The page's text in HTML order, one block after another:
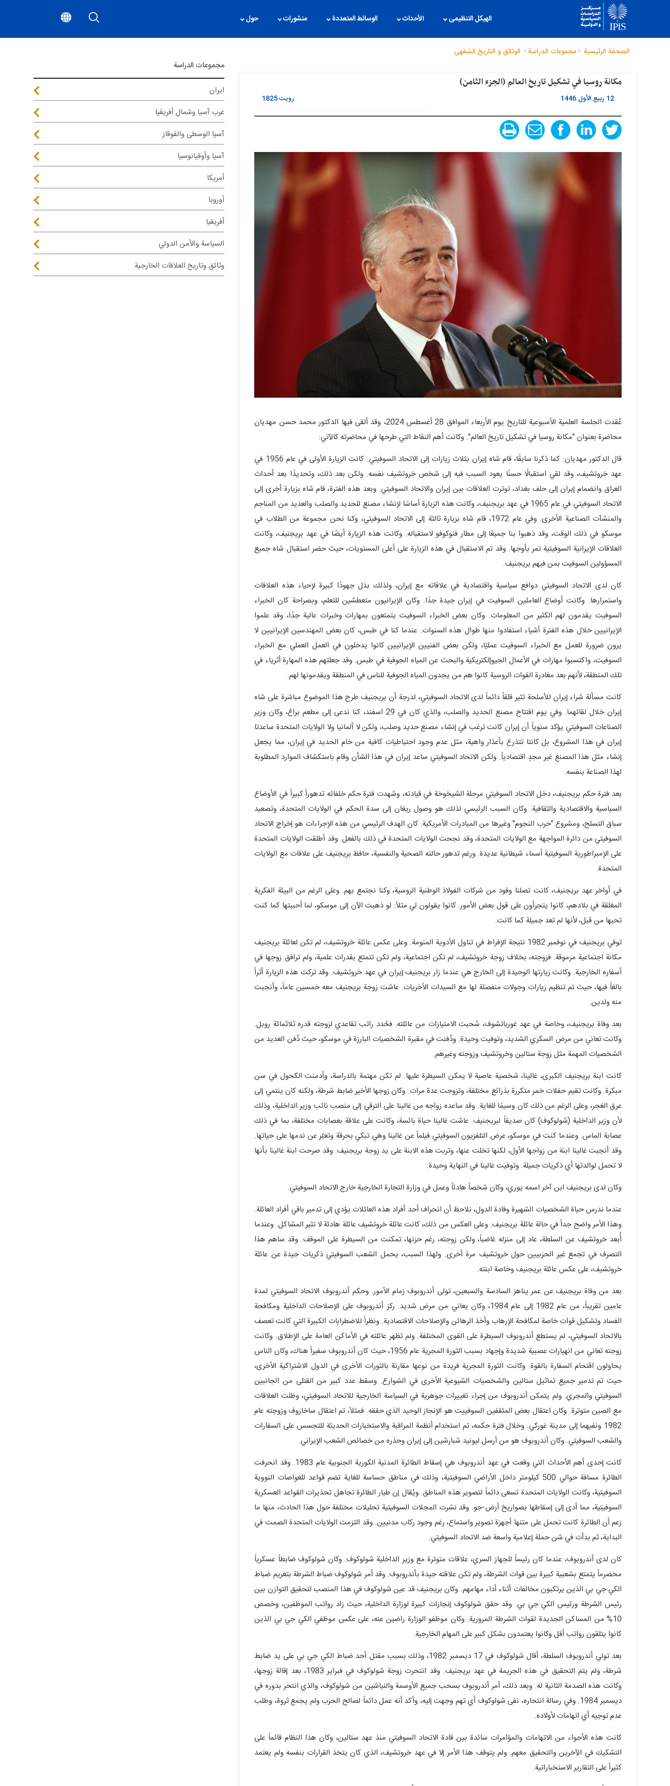
الهیکل التنظیمی الأحداث الوسائط المتعددة منشورات حول
الصحفة الرئيسية مجموعات الدراسة الوثائق و التاریخ الشفهی
مكانة روسيا في تشكيل تاريخ العالم (الجزء الثامن)
12 ربيع الأول 1446 رویت1825
عُقدت الجلسة العلمية الأسبوعية للتاريخ يوم الأربعاء الموافق 28 أغسطس 2024، وقد ألقى فيها الدكتور محمد حسن مهدیان
محاضرة بعنوان "مكانة روسيا في تشكيل تاريخ العالم". وكانت أهم النقاط التي طرحها في محاضرته كالآتي:
قال الدكتور مهدیان: كما ذكرنا سابقًا، قام شاه إيران بثلاث زيارات إلى الاتحاد السوفيتي. كانت الزيارة الأولى في عام 1956 في
عهد خروتشيف، وقد لقي استقبالًا حسنًا يعود السبب فيه إلى شخص خروتشيف نفسه. ولكن بعد ذلك، وتحديدًا بعد أحداث
العراق وانضمام إيران إلى حلف بغداد، توترت العلاقات بين إيران والاتحاد السوفيتي. وبعد هذه الفترة، قام شاه بزيارة أخرى إلى
الاتحاد السوفيتي في عام 1965 في عهد بريجنيف، وكانت هذه الزيارة أساسًا لإنشاء مصنع للحديد والصلب والعديد من المناجم
والمنشآت الصناعية الأخرى. وفي عام 1972، قام شاه بزيارة ثالثة إلى الاتحاد السوفيتي، وكنا نحن مجموعة من الطلاب في
موسكو في ذلك الوقت، وقد ذهبوا بنا جميعًا إلى مطار فنوكوفو لاستقباله. وكانت هذه الزيارة أيضًا في عهد بريجنيف، وكانت
العلاقات الإيرانية السوفيتية تمر بأوجها. وقد تم الاستقبال في هذه الزيارة على أعلى المستويات، حيث حضر استقبال شاه جميع
المسؤولين السوفيت بمن فيهم بريجنيف.
كان لدى الاتحاد السوفيتي دوافع سياسية واقتصادية في علاقاته مع إيران، ولذلك بذل جهودًا كبيرة لإحياء هذه العلاقات
واستمرارها. وكانت أوضاع العاملين السوفيت في إيران جيدة جدًا. وكان الإيرانيون متعطشين للتعلم، وبصراحة كان الخبراء
السوفيت يقدمون لهم الكثير من المعلومات. وكان بعض الخبراء السوفيت يتمتعون بمهارات وخبرات عالية جدًا، وقد علموا
الإيرانيين خلال هذه الفترة أشياء استفادوا منها طوال هذه السنوات. عندما كنا في طبس، كان بعض المهندسين الإيرانيين لا
يرون ضرورة للعمل مع الخبراء السوفيت عمليًا، ولكن بعض الفنيين الإيرانيين كانوا يدخلون في العمل العملي مع الخبراء
السوفيت، واكتسبوا مهارات في الأعمال الجيوإلكتريكية والبحث عن المياه الجوفية في طبس. وقد جعلتهم هذه المهارة أثرياء في
تلك المنطقة، لأنهم بعد مغادرة القوات الروسية كانوا هم من يجدون المياه الجوفية للناس في المنطقة ويقدمونها لهم.
كانت مسألة شراء إيران للأسلحة تثير قلقاً دائماً لدى الاتحاد السوفيتي، لدرجة أن بريجنيف طرح هذا الموضوع مباشرة على شاه
إيران خلال لقائهما. وفي يوم افتتاح مصنع الحديد والصلب، والذي كان في 29 اسفند، كنا ندعى إلى مطعم براغ، وكان وزير
الصناعات السوفيتي يؤكد سنوياً أن إيران كانت ترغب في إنشاء مصنع حديد وصلب، ولكن لا ألمانيا ولا الولايات المتحدة ساعدتا
إيران في هذا المشروع، بل كانتا تتذرع بأعذار واهية، مثل عدم وجود احتياطيات كافية من خام الحديد في إيران، مما يجعل
إنشاء مثل هذا المصنع غير مجدٍ اقتصادياً. ولكن الاتحاد السوفيتي ساعد إيران في هذا الشأن وقام باستكشاف الموارد المطلوبة
لهذا الصناعة بنفسه.
بعد فترة حكم بريجنيف، دخل الاتحاد السوفيتي مرحلة الشيخوخة في قيادته، وشهدت فترة حكم خلفائه تدهوراً كبيراً في الأوضاع
السياسية والاقتصادية والثقافية. وكان السبب الرئيسي لذلك هو وصول ريغان إلى سدة الحكم في الولايات المتحدة، وتصعيد
سباق التسلح، ومشروع "حرب النجوم" وغيرها من المبادرات الأمريكية. كان الهدف الرئيسي من هذه الإجراءات هو إخراج الاتحاد
السوفيتي من دائرة المواجهة مع الولايات المتحدة، وقد نجحت الولايات المتحدة في ذلك بالفعل. وقد أطلقت الولايات المتحدة
على الإمبراطورية السوفيتية أسماء شيطانية عديدة. ورغم تدهور حالته الصحية والنفسية، حافظ بريجنيف على علاقات مع الولايات
المتحدة.
في أواخر عهد بريجنيف، كانت تصلنا وفود من شركات الفولاذ الوطنية الروسية، وكنا نجتمع بهم. وعلى الرغم من البيئة الفكرية
المغلقة في بلادهم، كانوا يتجرأون على قول بعض الأمور. كانوا يقولون لي مثلاً: لو ذهبت الآن إلى موسكو، لما أحببتها كما كنت
تحبها من قبل، لأنها لم تعد جميلة كما كانت.
توفي بريجنيف في نوفمبر 1982 نتيجة الإفراط في تناول الأدوية المنومة. وعلى عكس عائلة خروتشيف، لم تكن لعائلة بريجنيف
مكانة اجتماعية مرموقة. فزوجته، بخلاف زوجة خروتشيف، لم تكن اجتماعية، ولم تكن تتمتع بقدرات علمية، ولم ترافق زوجها في
أسفاره الخارجية. وكانت زيارتها الوحيدة إلى الخارج هي عندما زار بريجنيف إيران في عهد خروتشيف. وقد تركت هذه الزيارة أثراً
بالغاً فيها، حيث تم تنظيم زيارات وجولات منفصلة لها مع السيدات الأخريات. عاشت زوجة بريجنيف معه خمسين عاماً، وأنجبت
منه ولدين.
بعد وفاة بريجنيف، وخاصة في عهد غورباتشوف، سُحبت الامتيازات من عائلته. فحُدد راتب تقاعدي لزوجته قدره ثلاثمائة روبل.
وكانت تعاني من مرض السكري الشديد، وتوفيت وحيدة. ودُفنت في مقبرة الشخصيات البارزة في موسكو، حيث دُفن العديد من
الشخصيات المهمة مثل زوجة ستالين وخروتشيف وزوجته وغيرهم.
كانت ابنة بريجنيف الكبرى، غالينا، شخصية عاصية لا يمكن السيطرة عليها. لم تكن مهتمة بالدراسة، وأدمنت الكحول في سن
مبكرة. وكانت تقيم حفلات خمر متكررة بذرائع مختلفة، وتزوجت عدة مرات. وكان زوجها الأخير ضابط شرطة، ولكنه كان ينتمي إلى
عرق الغجر، وعلى الرغم من ذلك كان وسيمًا للغاية. وقد ساعده زواجه من غالينا على الترقي إلى منصب نائب وزير الداخلية، وذلك
لأن وزير الداخلية (شولوكوف) كان صديقاً لبريجنيف. عاشت غالينا حياة بائسة، وكانت على علاقة بعصابات مختلفة، بما في ذلك
عصابة الماس. وعندما كنت في موسكو، عرض التلفزيون السوفيتي فيلماً عن غالينا وهي تبكي بحرقة وتعبّر عن ندمها على حياتها.
وقد أنجبت غالينا ابنة من زواجها الأول، لكنها تخلت عنها، وتربت هذه الابنة على يد زوجة بريجنيف. وقد صرحت ابنة غالينا بأنها
لا تحمل لوالدتها أي ذكريات جميلة. وتوفيت غالينا في النهاية وحيدة.
وكان لدى بريجنيف ابن آخر اسمه يوري، وكان شخصاً هادئاً وعمل في وزارة التجارة الخارجية خارج الاتحاد السوفيتي.
عندما ندرس حياة الشخصيات الشهيرة وقادة الدول، نلاحظ أن انحراف أحد أفراد هذه العائلات يؤدي إلى تدمير باقي أفراد العائلة.
وهذا الأمر واضح جداً في حالة عائلة بريجنيف. وعلى العكس من ذلك، كانت عائلة خروتشيف عائلة هادئة لا تثير المشاكل. وعندما
أُبعد خروتشيف عن السلطة، عاد إلى منزله غاضباً، ولكن زوجته، رغم حزنها، تمكنت من السيطرة على الموقف. وقد ساهم هذا
التصرف في تجمع غير الحزبيين حول خروتشيف مرة أخرى. ولهذا السبب، يحمل الشعب السوفيتي ذكريات جيدة عن عائلة
خروتشيف، على عكس عائلة بريجنيف وخاصة ابنته.
بعد من وفاة بريجنيف عن عمر يناهز السادسة والسبعين، تولى أندروبوف زمام الأمور. وحكم أندروبوف الاتحاد السوفيتي لمدة
عامين تقريباً، من عام 1982 إلى عام 1984، وكان يعاني من مرض شديد. ركز أندروبوف على الإصلاحات الداخلية ومكافحة
الفساد وتشكيل قوات خاصة لمكافحة الإرهاب وأخذ الرهائن والإصلاحات الاقتصادية. ونظراً للاضطرابات الكبيرة التي كانت تعصف
بالاتحاد السوفيتي، لم يستطع أندروبوف السيطرة على القوى المختلفة. ولم تظهر عائلته في الأماكن العامة على الإطلاق. وكانت
زوجته تعاني من انهيارات عصبية شديدة وإجهاد بسبب الثورة المجرية عام 1956، حيث كان أندروبوف سفيراً هناك، وكان الناس
يحاولون اقتحام السفارة بالقوة. وكانت الثورة المجرية فريدة من نوعها مقارنة بالثورات الأخرى في الدول الاشتراكية الأخرى،
حيث تم تدمير جميع تماثيل ستالين والشخصيات الشيوعية الأخرى في الشوارع. وسقط عدد كبير من القتلى من الجانبين
السوفيتي والمجري. ولم يتمكن أندروبوف من إجراء تغييرات جوهرية في السياسة الخارجية للاتحاد السوفيتي، وظلت العلاقات
مع الصين متوترة. وكان اعتقال بعض المثقفين السوفييت هو الإنجاز الوحيد الذي حققه. فمثلاً، تم اعتقال ساخاروف وزوجته عام
1982 ونفيهما إلى مدينة غوركي. وخلال فترة حكمه، تم استخدام أنظمة المراقبة والاستخبارات الحديثة للتجسس على السفارات
والشعب السوفيتي. وكان أندروبوف هو من أرسل ليونيد شبارشين إلى إيران وحذره من خصائص الشعب الإيراني.
كانت إحدى أهم الأحداث التي وقعت في عهد أندروبوف هي إسقاط الطائرة المدنية الكورية الجنوبية عام 1983. وقد انحرفت
الطائرة مسافة حوالي 500 كيلومتر داخل الأراضي السوفيتية، وذلك في مناطق حساسة للغاية تضم قواعد للغواصات النووية
السوفيتية، وكانت الولايات المتحدة تسعى دائماً لتصوير هذه المناطق. ويُقال إن طيار الطائرة تجاهل تحذيرات القواعد العسكرية
السوفيتية، مما أدى إلى إسقاطها بصواريخ أرض-جو. وقد نشرت المجلات السوفيتية تحليلات مختلفة حول هذا الحادث، منها ما
زعم أن الطائرة كانت تحمل على متنها أجهزة تصوير واستماع، رغم وجود ركاب مدنيين. وقد التزمت الولايات المتحدة الصمت في
البداية، ثم بدأت في شن حملة إعلامية واسعة ضد الاتحاد السوفيتي.
كان لدى أندروبوف، عندما كان رئيساً للجهاز السري، علاقات متوترة مع وزير الداخلية شولوكوف. وكان شولوكوف ضابطاً عسكرياً
مخضرماً يتمتع بشعبية كبيرة بين قوات الشرطة، ولم تكن علاقته جيدة بأندروبوف. وقد أمر شولوكوف ضباط الشرطة بتغريم ضباط
الكي جي بي الذين يرتكبون مخالفات أثناء أداء مهامهم. وكان بريجنيف قد عين شولوكوف في هذا المنصب لتحقيق التوازن بين
رئيس الشرطة ورئيس الكي جي بي. وقد حقق شولوكوف إنجازات كبيرة لوزارة الداخلية، حيث زاد رواتب الموظفين، وخصص
10% من المساكن الجديدة لقوات الشرطة المرورية. وكان موظفو الوزارة راضين عنه، على عكس موظفي الكي جي بي الذين
كانوا يتلقون رواتب أقل وكانوا يعتمدون بشكل كبير على المهام الخارجية.
بعد تولي أندروبوف السلطة، أقال شولوكوف في 17 ديسمبر 1982، وذلك بسبب مقتل أحد ضباط الكي جي بي على يد ضابط
شرطة، ولم يتم التحقيق في هذه الجريمة في عهد بريجنيف. وقد انتحرت زوجة شولوكوف في فبراير 1983، بعد إقالة زوجها،
وكانت هذه الصدمة الثانية له. وبعد ذلك، أمر أندروبوف بسحب جميع الأوسمة والنياشين من شولوكوف، والذي انتحر بدوره في
ديسمبر 1984. وفي رسالة انتحاره، نفى شولوكوف أي تهم وجهت إليه، وأكد أنه عمل دائماً لصالح الحزب ولم يجمع ثروة، وطلب
عدم توجيه أي اتهامات لأولاده.
كانت هذه الأجواء من الاتهامات والمؤامرات سائدة بين قادة الاتحاد السوفيتي منذ عهد ستالين، وكان هذا النظام قائماً على
التشكيك في الآخرين والتحقيق معهم. ولم يتوقف هذا الأمر إلا في عهد خروتشيف، الذي كان يتخذ القرارات بنفسه ولم يعتمد
كثيراً على التقارير الاستخباراتية.
مجموعات الدراسة
ايران
غرب آسيا وشمال أفريقيا
آسيا الوسطى والقوقاز
آسيا وأوقيانوسيا
أمريكا
أوروبا
أفريقيا
السياسة والأمن الدولي
وثائق وتاريخ العلاقات الخارجية